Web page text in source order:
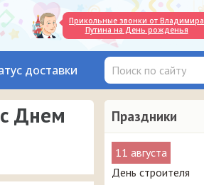
Прикольные звонки от Владимира
Путина на День рожденья
доставки
Праздники
11 августа
День строителя
Днем